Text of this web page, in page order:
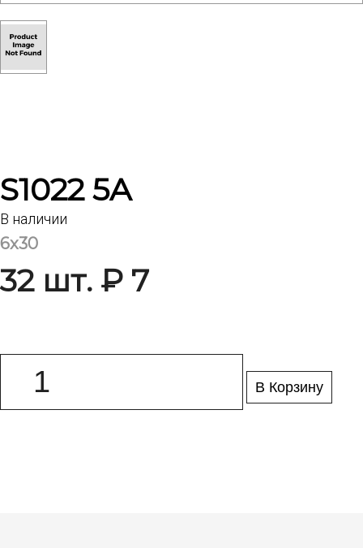
S1022 5A
В наличии
6x30
32 шт. ₽ 7
В Корзину